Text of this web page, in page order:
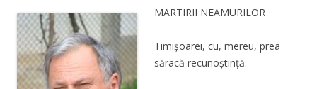
MARTIRII NEAMURILOR
Timișoarei, cu, mereu, prea
săracă recunoștință.